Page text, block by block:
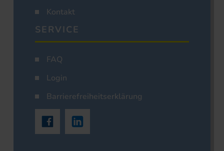
Kontakt
SERVICE
FAQ
Login
Barrierefreiheitserklärung